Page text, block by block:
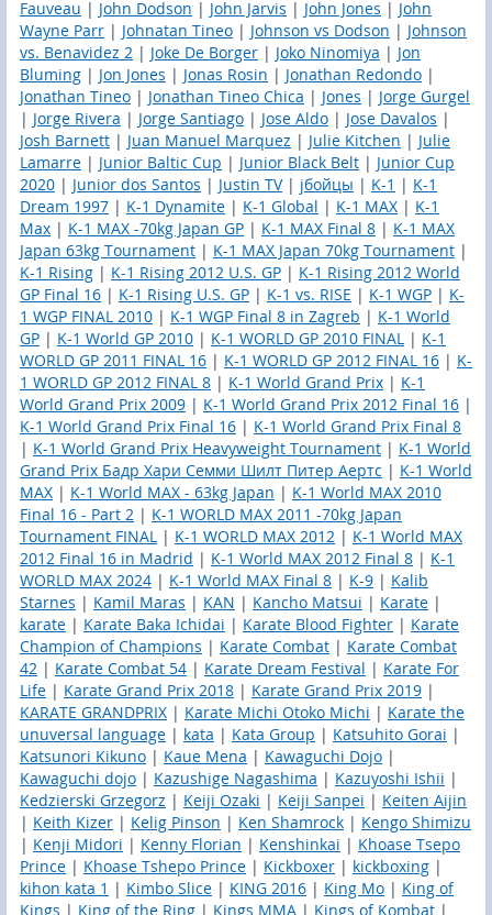
Fauveau | John Dodson | John Jarvis | John Jones | John
Wayne Parr | Johnatan Tineo | Johnson vs Dodson | Johnson
vs. Benavidez 2 | Joke De Borger | Joko Ninomiya | Jon
Bluming | Jon Jones | Jonas Rosin | Jonathan Redondo |
Jonathan Tineo | Jonathan Tineo Chica | Jones | Jorge Gurgel
| Jorge Rivera | Jorge Santiago | Jose Aldo | Jose Davalos |
Josh Barnett | Juan Manuel Marquez | Julie Kitchen | Julie
Lamarre | Junior Baltic Cup | Junior Black Belt | Junior Cup
2020 | Junior dos Santos | Justin TV| jбойцы | K-1 | K-1
Dream 1997 | K-1 Dynamite | K-1 Global | K-1 MAX | K-1
Max | K-1 MAX -70kg Japan GP | K-1 MAX Final 8 | K-1 MAX
Japan 63kg Tournament | K-1 MAX Japan 70kg Tournament |
K-1 Rising | K-1 Rising 2012 U.S. GP | K-1 Rising 2012 World
GP Final 16 | K-1 Rising U.S. GP | K-1 vs. RISE | K-1 WGP | K-
1 WGP FINAL 2010 | K-1 WGP Final 8 in Zagreb | K-1 World
GP | K-1 World GP 2010 | K-1 WORLD GP 2010 FINAL | K-1
WORLD GP 2011 FINAL 16 | K-1 WORLD GP 2012 FINAL 16 | K-
1 WORLD GP 2012 FINAL 8 | K-1 World Grand Prix | K-1
World Grand Prix 2009 | K-1 World Grand Prix 2012 Final 16 |
K-1 World Grand Prix Final 16 | K-1 World Grand Prix Final 8
| K-1 World Grand Prix Heavyweight Tournament | K-1 World
Grand Prix Бадр Хари Семми Шилт Питер Аертс | K-1 World
MAX | K-1 World MAX - 63kg Japan | K-1 World MAX 2010
Final 16 - Part 2 | K-1 WORLD MAX 2011 -70kg Japan
Tournament FINAL | K-1 WORLD MAX 2012 | K-1 World MAX
2012 Final 16 in Madrid | K-1 World MAX 2012 Final 8 | K-1
WORLD MAX 2024 | K-1 World MAX Final 8 | K-9 | Kalib
Starnes | Kamil Maras | KAN | Kancho Matsui | Karate |
karate | Karate Baka Ichidai | Karate Blood Fighter | Karate
Champion of Champions | Karate Combat | Karate Combat
42 | Karate Combat 54 | Karate Dream Festival | Karate For
Life | Karate Grand Prix 2018 | Karate Grand Prix 2019 |
KARATE GRANDPRIX | Karate Michi Otoko Michi | Karate the
unuversal language | kata | Kata Group | Katsuhito Gorai |
Katsunori Kikuno | Kaue Mena | Kawaguchi Dojo |
Kawaguchi dojo | Kazushige Nagashima | Kazuyoshi Ishii |
Kedzierski Grzegorz | Keiji Ozaki | Keiji Sanpei | Keiten Aijin
| Keith Kizer | Kelig Pinson | Ken Shamrock | Kengo Shimizu
| Kenji Midori | Kenny Florian | Kenshinkai | Khoase Tsepo
Prince | Khoase Tshepo Prince | Kickboxer | kickboxing |
kihon kata 1 | Kimbo Slice | KING 2016 | King Mo | King of
Kings | King of the Ring | Kings MMA | Kings of Kombat |